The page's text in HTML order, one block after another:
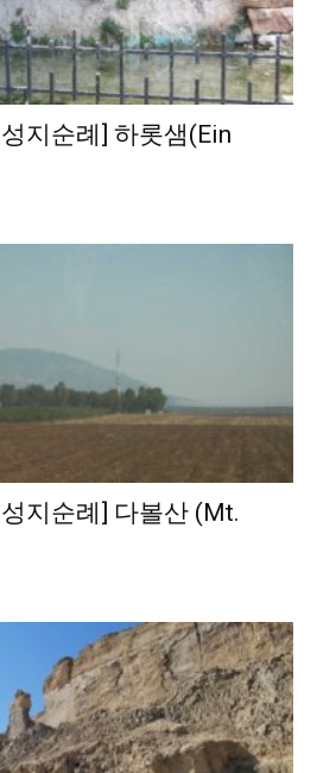
지순례] 하롯샘(Ein
지순례] 다볼산 (Mt.